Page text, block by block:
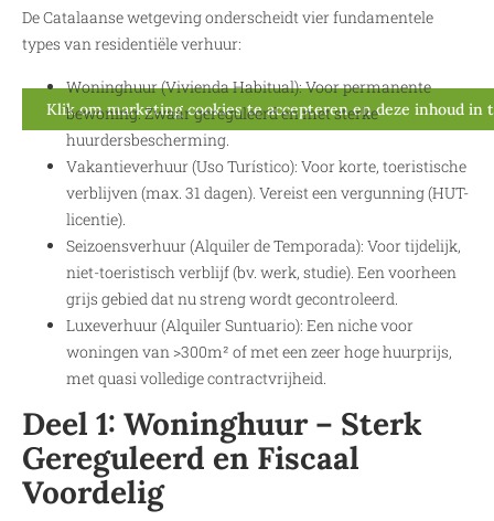
Klik om marketing cookies te accepteren en deze inhoud in
De Catalaanse wetgeving onderscheidt vier fundamentele
types van residentiële verhuur:
Woninghuur (Vivienda Habitual): Voor permanente
bewoning. Zwaar gereguleerd en met sterke
huurdersbescherming.
Vakantieverhuur (Uso Turístico): Voor korte, toeristische
verblijven (max. 31 dagen). Vereist een vergunning (HUT-
licentie).
Seizoensverhuur (Alquiler de Temporada): Voor tijdelijk,
niet-toeristisch verblijf (bv. werk, studie). Een voorheen
grijs gebied dat nu streng wordt gecontroleerd.
Luxeverhuur (Alquiler Suntuario): Een niche voor
woningen van >300m² of met een zeer hoge huurprijs,
met quasi volledige contractvrijheid.
Deel 1: Woninghuur – Sterk
Gereguleerd en Fiscaal
Voordelig